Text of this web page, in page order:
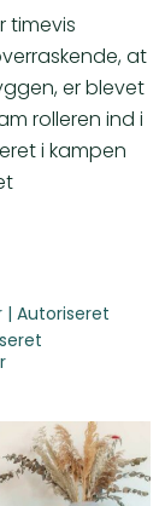
timevis
at
er blevet
rolleren ind i
i kampen
| Autoriseret